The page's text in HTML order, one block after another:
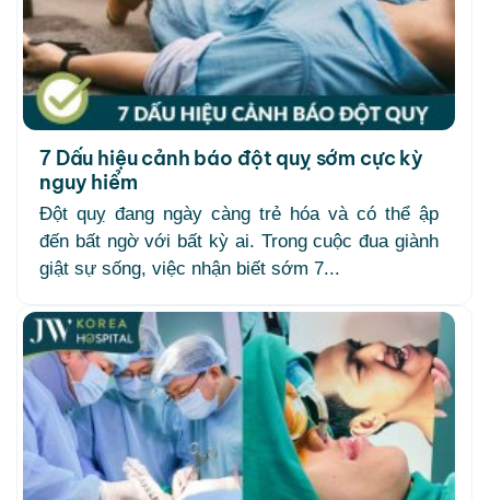
7 Dấu hiệu cảnh báo đột quỵ sớm cực kỳ
nguy hiểm
Đột quỵ đang ngày càng trẻ hóa và có thể ập
đến bất ngờ với bất kỳ ai. Trong cuộc đua giành
giật sự sống, việc nhận biết sớm 7...